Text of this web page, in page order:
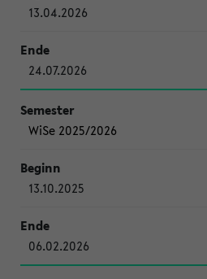
13.04.2026
24.07.2026
WiSe 2025/2026
13.10.2025
06.02.2026